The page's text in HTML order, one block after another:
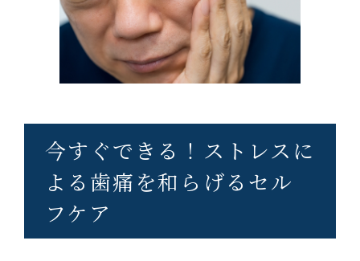
今すぐできる！ストレスに
よる歯痛を和らげるセル
フケア